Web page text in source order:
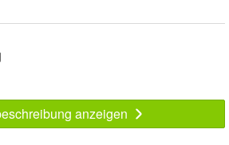
anzeigen